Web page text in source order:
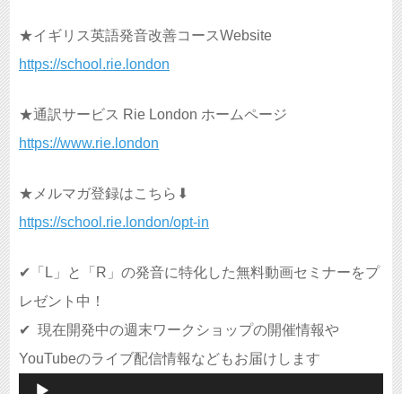
★イギリス英語発音改善コースWebsite
https://school.rie.london
★通訳サービス Rie London ホームページ
https://www.rie.london
★メルマガ登録はこちら⬇︎
https://school.rie.london/opt-in
✔︎ 「L」と「R」の発音に特化した無料動画セミナーをプ
レゼント中！
✔︎ 現在開発中の週末ワークショップの開催情報や
YouTubeのライブ配信情報などもお届けします